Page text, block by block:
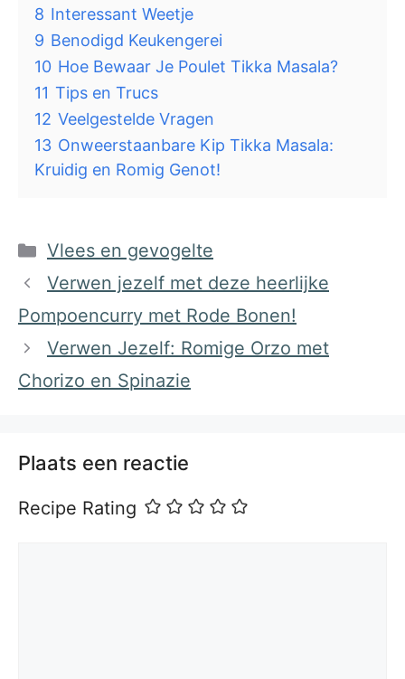
8 Interessant Weetje
9 Benodigd Keukengerei
10 Hoe Bewaar Je Poulet Tikka Masala?
11 Tips en Trucs
12 Veelgestelde Vragen
13 Onweerstaanbare Kip Tikka Masala:
Kruidig en Romig Genot!
Categorieën
Vlees en gevogelte
Verwen jezelf met deze heerlijke
Pompoencurry met Rode Bonen!
Verwen Jezelf: Romige Orzo met
Chorizo en Spinazie
Plaats een reactie
Recipe Rating